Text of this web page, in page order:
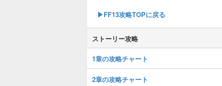
▶︎FF13攻略TOPに戻る
ストーリー攻略
1章の攻略チャート
2章の攻略チャート